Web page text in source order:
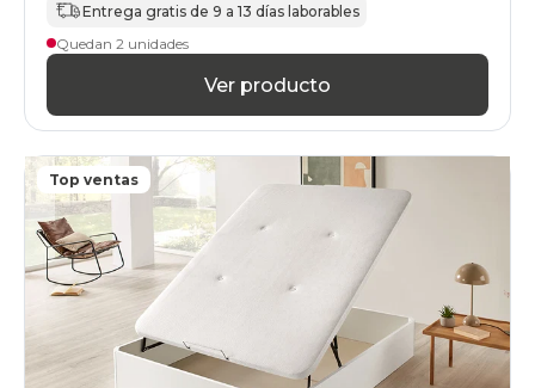
Entrega gratis de 9 a 13 días laborables
Quedan 2 unidades
Ver producto
Top ventas